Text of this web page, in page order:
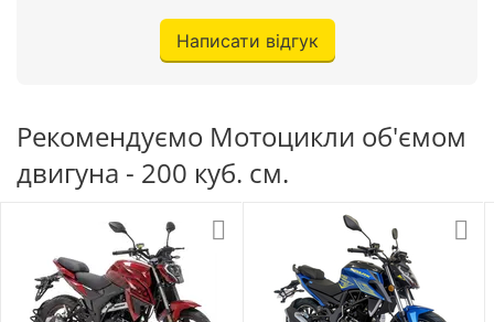
710 мм.
Країна виробник Китай
Модель
Клас мотоцикла
Виробник KV
Написати відгук
Рекомендуємо Мотоцикли об'ємом
двигуна - 200 куб. см.